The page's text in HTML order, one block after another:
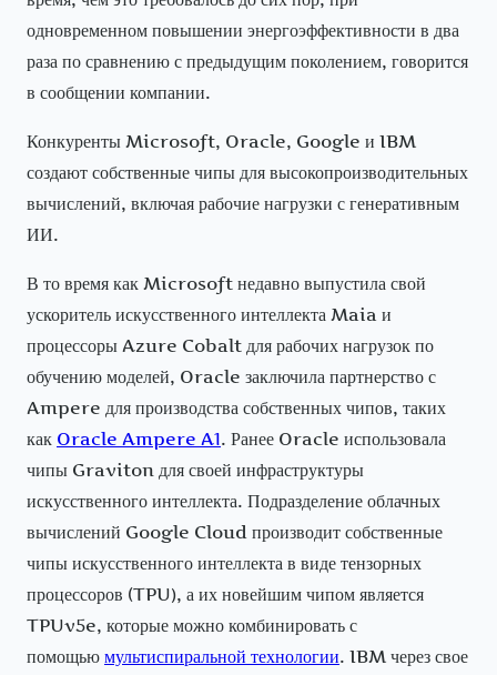
одновременном повышении энергоэффективности в два
раза по сравнению с предыдущим поколением, говорится
в сообщении компании.
Конкуренты Microsoft, Oracle, Google и IBM
создают собственные чипы для высокопроизводительных
вычислений, включая рабочие нагрузки с генеративным
ИИ.
В то время как Microsoft недавно выпустила свой
ускоритель искусственного интеллекта Maia и
процессоры Azure Cobalt для рабочих нагрузок по
обучению моделей, Oracle заключила партнерство с
Ampere для производства собственных чипов, таких
как Oracle Ampere A1. Ранее Oracle использовала
чипы Graviton для своей инфраструктуры
искусственного интеллекта. Подразделение облачных
вычислений Google Cloud производит собственные
чипы искусственного интеллекта в виде тензорных
процессоров (TPU), а их новейшим чипом является
TPUv5e, которые можно комбинировать с
помощью мультиспиральной технологии. IBM через свое